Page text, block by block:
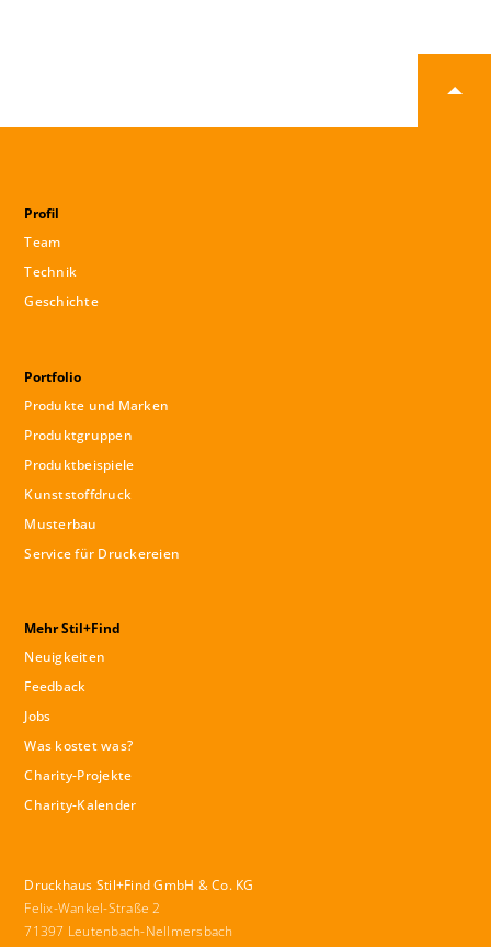
Profil
Team
Technik
Geschichte
Portfolio
Produkte und Marken
Produktgruppen
Produktbeispiele
Kunststoffdruck
Musterbau
Service für Druckereien
Mehr Stil+Find
Neuigkeiten
Feedback
Jobs
Was kostet was?
Charity-Projekte
Charity-Kalender
Druckhaus Stil+Find GmbH & Co. KG
Felix-Wankel-Straße 2
71397 Leutenbach-Nellmersbach